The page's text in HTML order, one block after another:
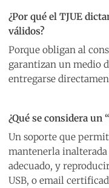
¿Por qué el TJUE
válidos?
Porque obligan al
garantizan un medio
entregarse
¿Qué se considera un
Un soporte que
mantenerla
adecuado, y
USB, o email